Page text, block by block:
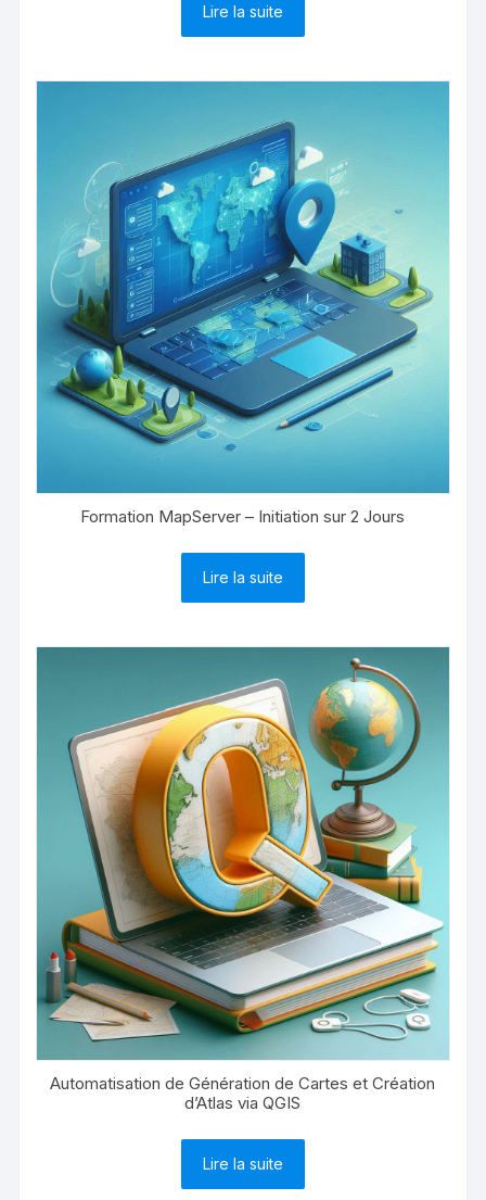
Lire la suite
Formation MapServer – Initiation sur 2 Jours
Lire la suite
Automatisation de Génération de Cartes et Création
d’Atlas via QGIS
Lire la suite